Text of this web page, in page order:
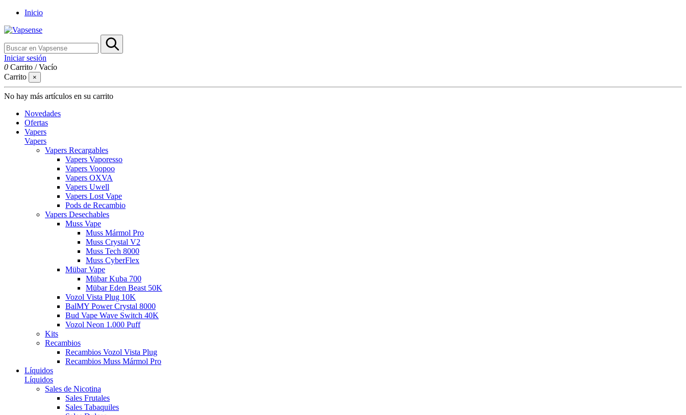
Inicio
Iniciar sesión
0 Carrito /Vacío
Carrito
×
No hay más artículos en su carrito
Novedades
Ofertas
Vapers
Vapers
Vapers Recargables
Vapers Vaporesso
Vapers Voopoo
Vapers OXVA
Vapers Uwell
Vapers Lost Vape
Pods de Recambio
Vapers Desechables
Muss Vape
Muss Mármol Pro
Muss Crystal V2
Muss Tech 8000
Muss CyberFlex
Mübar Vape
Mübar Kuba 700
Mübar Eden Beast 50K
Vozol Vista Plug 10K
BalMY Power Crystal 8000
Bud Vape Wave Switch 40K
Vozol Neon 1.000 Puff
Kits
Recambios
Recambios Vozol Vista Plug
Recambios Muss Mármol Pro
Líquidos
Líquidos
Sales de Nicotina
Sales Frutales
Sales Tabaquiles